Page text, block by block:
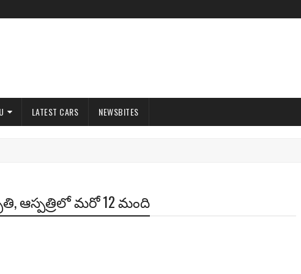
LATEST CARS NEWSBITES
ఆస్పత్రిలో మరో 12 మంది